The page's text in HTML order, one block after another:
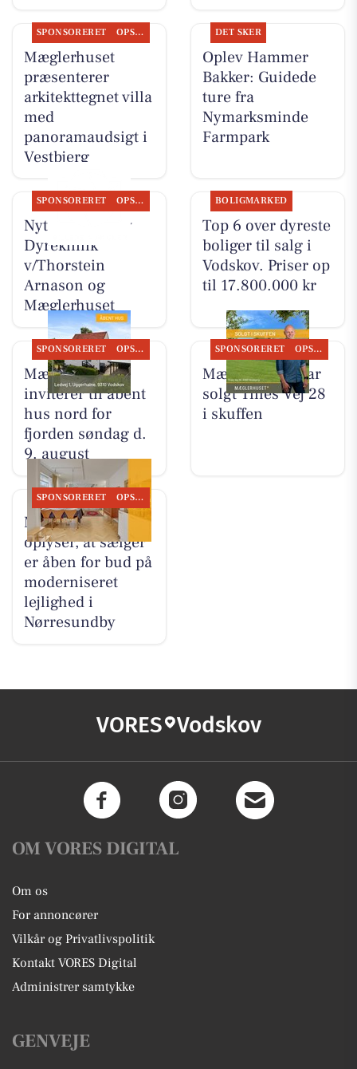
SPONSORERET OPSLAGSTAVLEN
Mæglerhuset
præsenterer
arkitekttegnet villa
med
panoramaudsigt i
Vestbjerg
DET SKER
Oplev Hammer
Bakker: Guidede
ture fra
Nymarksminde
Farmpark
SPONSORERET OPSLAGSTAVLEN
Nyt fra Vodskov
Dyreklinik
v/Thorstein
Arnason og
Mæglerhuset
BOLIGMARKED
Top 6 over dyreste
boliger til salg i
Vodskov. Priser op
til 17.800.000 kr
SPONSORERET OPSLAGSTAVLEN
Mæglerhuset
inviterer til åbent
hus nord for
fjorden søndag d.
9. august
SPONSORERET OPSLAGSTAVLEN
Mæglerhuset har
solgt Tines Vej 28
i skuffen
SPONSORERET OPSLAGSTAVLEN
Mæglerhuset
oplyser, at sælger
er åben for bud på
moderniseret
lejlighed i
Nørresundby
VORES Vodskov
OM VORES DIGITAL
Om os
For annoncører
Vilkår og Privatlivspolitik
Kontakt VORES Digital
Administrer samtykke
GENVEJE